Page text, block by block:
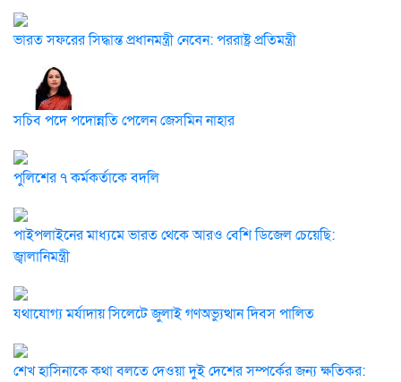
ভারত সফরের সিদ্ধান্ত প্রধানমন্ত্রী নেবেন: পররাষ্ট্র প্রতিমন্ত্রী
সচিব পদে পদোন্নতি পেলেন জেসমিন নাহার
পুলিশের ৭ কর্মকর্তাকে বদলি
পাইপলাইনের মাধ্যমে ভারত থেকে আরও বেশি ডিজেল চেয়েছি:
জ্বালানিমন্ত্রী
যথাযোগ্য মর্যাদায় সিলেটে জুলাই গণঅভ্যুত্থান দিবস পালিত
শেখ হাসিনাকে কথা বলতে দেওয়া দুই দেশের সম্পর্কের জন্য ক্ষতিকর: